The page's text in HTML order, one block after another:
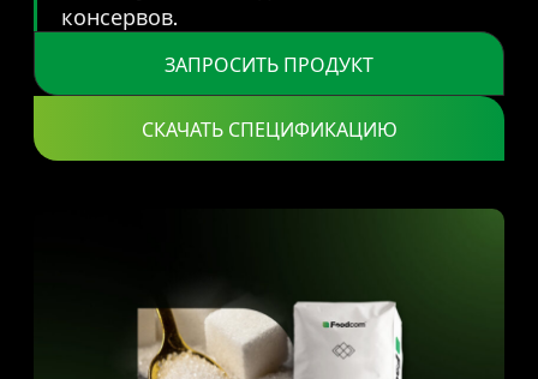
консервов.
ЗАПРОСИТЬ ПРОДУКТ
СКАЧАТЬ СПЕЦИФИКАЦИЮ